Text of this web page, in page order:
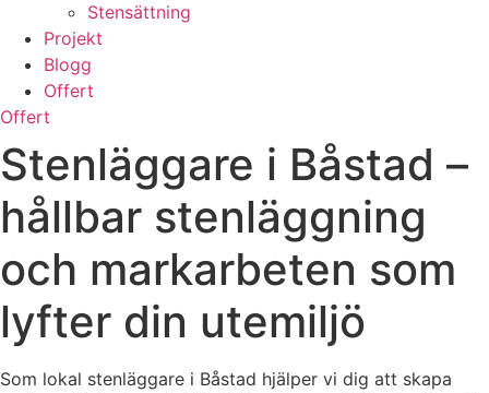
Stensättning
Projekt
Blogg
Offert
Offert
Stenläggare i Båstad –
hållbar stenläggning
och markarbeten som
lyfter din utemiljö
Som lokal stenläggare i Båstad hjälper vi dig att skapa